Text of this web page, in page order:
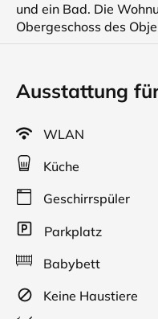
und ein Bad. Die
Obergeschoss des
Ausstattung
WLAN
Küche
Geschirrspüler
Parkplatz
Babybett
Keine Haustiere